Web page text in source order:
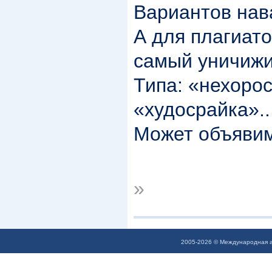
Вариантов
А для
самый
Типа:
«худосрайка»..
Может
»
2005-2026 © Международная